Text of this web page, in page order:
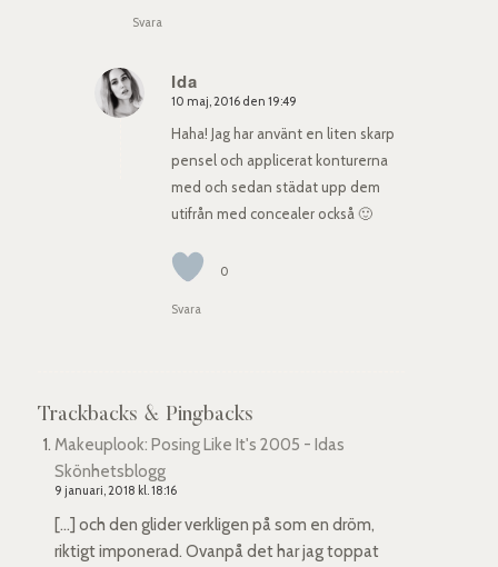
Svara
Ida
says:
10 maj, 2016 den 19:49
Haha! Jag har använt en liten skarp
pensel och applicerat konturerna
med och sedan städat upp dem
utifrån med concealer också 🙂
0
Svara
Trackbacks & Pingbacks
Makeuplook: Posing Like It's 2005 - Idas
Skönhetsblogg
9 januari, 2018 kl. 18:16
[…] och den glider verkligen på som en dröm,
riktigt imponerad. Ovanpå det har jag toppat